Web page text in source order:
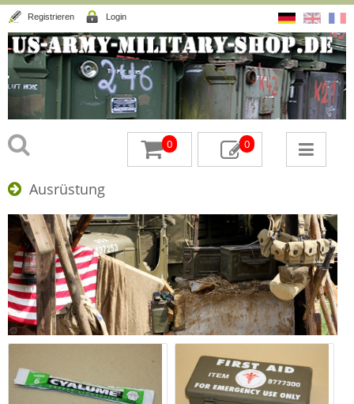
Registrieren Login
0 0
Ausrüstung